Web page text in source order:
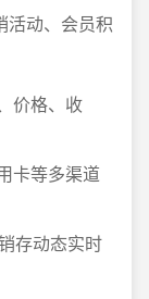
活动、会员积
价格、收
卡等多渠道
存动态实时